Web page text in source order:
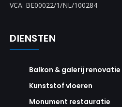
VCA: BE00022/1/NL/100284
DIENSTEN
Balkon & galerij renovatie
Kunststof vloeren
Monument restauratie